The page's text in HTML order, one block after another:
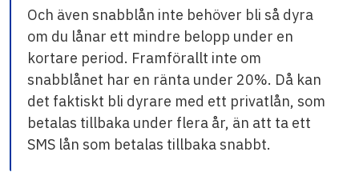
Och även snabblån inte behöver bli så dyra
om du lånar ett mindre belopp under en
kortare period. Framförallt inte om
snabblånet har en ränta under 20%. Då kan
det faktiskt bli dyrare med ett privatlån, som
betalas tillbaka under flera år, än att ta ett
SMS lån som betalas tillbaka snabbt.